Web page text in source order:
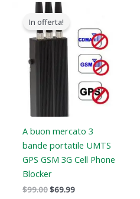
In offerta!
A buon mercato 3
bande portatile UMTS
GPS GSM 3G Cell Phone
Blocker
$99.00
Il
prezzo
originale
era:
$99.00.
$69.99
attuale
è:
$69.99.